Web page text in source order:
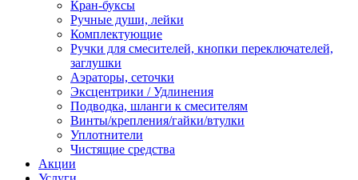
Кран-буксы
Ручные души, лейки
Комплектующие
Ручки для смесителей, кнопки переключателей,
заглушки
Аэраторы, сеточки
Эксцентрики / Удлинения
Подводка, шланги к смесителям
Винты/крепления/гайки/втулки
Уплотнители
Чистящие средства
Акции